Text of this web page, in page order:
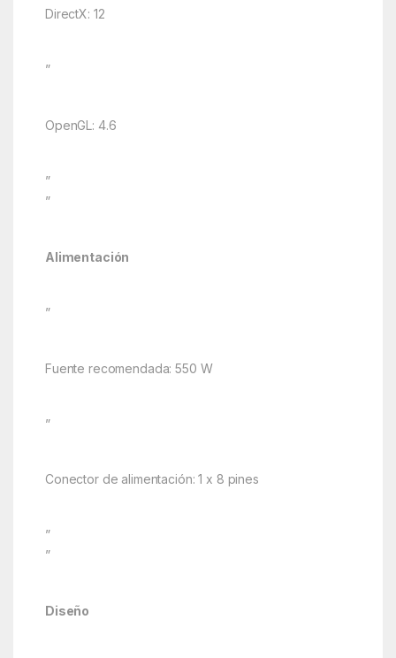
DirectX: 12
”
OpenGL: 4.6
”
”
Alimentación
”
Fuente recomendada: 550 W
”
Conector de alimentación: 1 x 8 pines
”
”
Diseño